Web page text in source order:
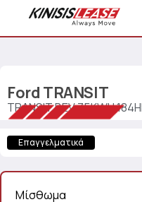
Ford TRANSIT
TRANSIT BEV 75KWH
Επαγγελματικά
Μίσθωμα